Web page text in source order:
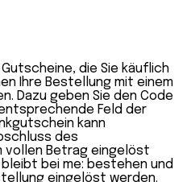
die Sie käuflich
Ihre Bestellung mit einem
Dazu geben Sie den Code
Feld der
kann
des
vollen Betrag eingelöst
bei me: bestehen und
eingelöst werden.